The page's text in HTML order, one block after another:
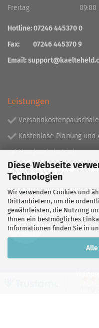
Diese Webseite
Technologien
Wir verwenden Cookies und
Drittanbietern, um die
gewährleisten, die Nutzung
Ihnen ein bestmögliches
Informationen finden Sie in
Freitag 09:00 -
Hotline: 07246 445370 0
Fax: 07246 445370 9
Email:
Leistungen
Versandkostenpauschale
Kostenlose Planung und
Handwerksbetrieb
Lieferprogramm mit über
Partner